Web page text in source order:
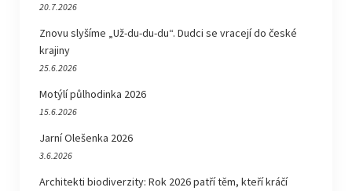
20.7.2026
Znovu slyšíme „Už-du-du-du“. Dudci se vracejí do české
krajiny
25.6.2026
Motýlí půlhodinka 2026
15.6.2026
Jarní Olešenka 2026
3.6.2026
Architekti biodiverzity: Rok 2026 patří těm, kteří kráčí